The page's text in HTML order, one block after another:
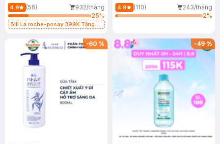
Dụng 40ml
4.9 (56)
932/tháng
25%
Bill La roche-posay 399K Tặng
(SL có hạn)
40ml
4.9 (110)
243/tháng
2%
-60 % -49%